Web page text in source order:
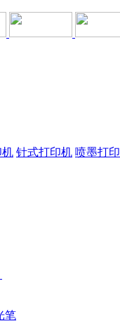
机 针式打印机 喷墨打
笔